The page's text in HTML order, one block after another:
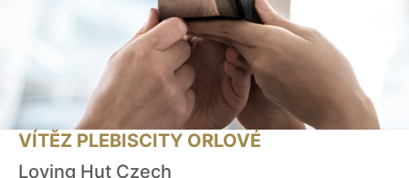
VÍTĚZ PLEBISCITY ORLOVÉ
Loving Hut Czech